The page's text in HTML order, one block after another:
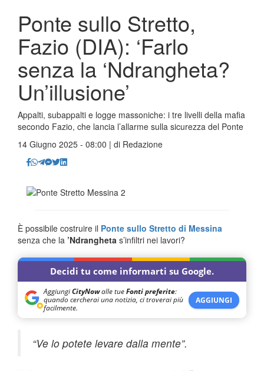
Ponte sullo Stretto,
Fazio (DIA): ‘Farlo
senza la ‘Ndrangheta?
Un’illusione’
Appalti, subappalti e logge massoniche: i tre livelli della mafia
secondo Fazio, che lancia l’allarme sulla sicurezza del Ponte
14 Giugno 2025 - 08:00 | di Redazione
È possibile costruire il Ponte sullo Stretto di Messina
senza che la ’Ndrangheta s’infiltri nei lavori?
Decidi tu come informarti su Google.
AggiungiCityNowalle tueFonti preferite:
quando cercherai una notizia, ci troverai più
facilmente.
AGGIUNGI
“Ve lo potete levare dalla mente”.